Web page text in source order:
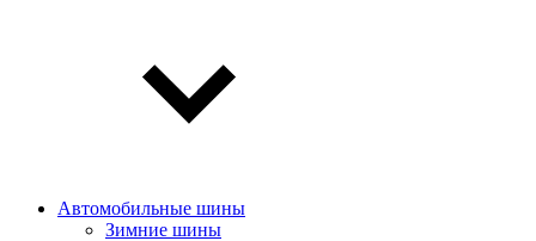
Автомобильные шины
Зимние шины